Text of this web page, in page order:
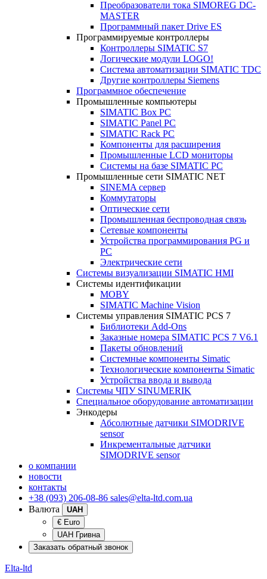
Преобразователи тока SIMOREG DC-
MASTER
Программный пакет Drive ES
Программируемые контроллеры
Контроллеры SIMATIC S7
Логические модули LOGO!
Система автоматизации SIMATIC TDC
Другие контроллеры Siemens
Программное обеспечение
Промышленные компьютеры
SIMATIC Box PC
SIMATIC Panel PС
SIMATIC Rack PC
Компоненты для расширения
Промышленные LCD мониторы
Системы на базе SIMATIC PC
Промышленные сети SIMATIC NET
SINEMA сервер
Коммутаторы
Оптические сети
Промышленная беспроводная связь
Сетевые компоненты
Устройства программирования PG и
PC
Электрические сети
Системы визуализации SIMATIC HMI
Системы идентификации
MOBY
SIMATIC Machine Vision
Системы управления SIMATIC PCS 7
Библиотеки Add-Ons
Заказные номера SIMATIC PCS 7 V6.1
Пакеты обновлений
Системные компоненты Simatic
Технологические компоненты Simatic
Устройства ввода и вывода
Системы ЧПУ SINUMERIK
Специальное оборудование автоматизации
Энкодеры
Абсолютные датчики SIMODRIVE
sensor
Инкрементальные датчики
SIMODRIVE sensor
о компании
новости
контакты
+38 (093) 206-08-86 sales@elta-ltd.com.ua
Валюта
UAH
€ Euro
UAH Гривна
Заказать обратный звонок
Elta-ltd